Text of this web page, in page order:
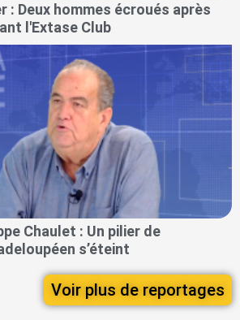
: Deux hommes écroués après
l'Extase Club
Chaulet : Un pilier de
s’éteint
Voir plus de reportages